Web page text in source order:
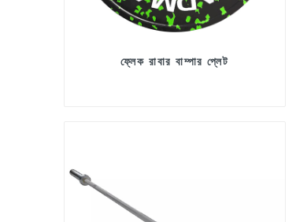
ফ্লেক রাবার বাম্পার প্লেট